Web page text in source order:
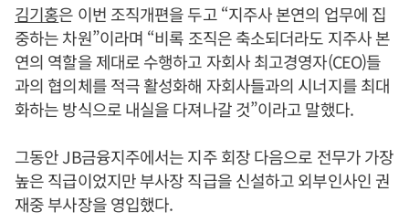
김기홍은 이번 조직개편을 두고 “지주사 본연의 업무에 집
중하는 차원”이라며 “비록 조직은 축소되더라도 지주사 본
연의 역할을 제대로 수행하고 자회사 최고경영자(CEO)들
과의 협의체를 적극 활성화해 자회사들과의 시너지를 최대
화하는 방식으로 내실을 다져나갈 것”이라고 말했다.
그동안 JB금융지주에서는 지주 회장 다음으로 전무가 가장
높은 직급이었지만 부사장 직급을 신설하고 외부인사인 권
재중 부사장을 영입했다.